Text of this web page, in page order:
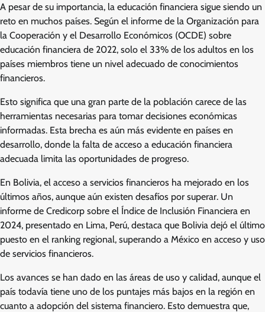
A pesar de su importancia, la educación financiera sigue siendo un
reto en muchos países. Según el informe de la Organización para
la Cooperación y el Desarrollo Económicos (OCDE) sobre
educación financiera de 2022, solo el 33% de los adultos en los
países miembros tiene un nivel adecuado de conocimientos
financieros.
Esto significa que una gran parte de la población carece de las
herramientas necesarias para tomar decisiones económicas
informadas. Esta brecha es aún más evidente en países en
desarrollo, donde la falta de acceso a educación financiera
adecuada limita las oportunidades de progreso.
En Bolivia, el acceso a servicios financieros ha mejorado en los
últimos años, aunque aún existen desafíos por superar. Un
informe de Credicorp sobre el Índice de Inclusión Financiera en
2024, presentado en Lima, Perú, destaca que Bolivia dejó el último
puesto en el ranking regional, superando a México en acceso y uso
de servicios financieros.
Los avances se han dado en las áreas de uso y calidad, aunque el
país todavía tiene uno de los puntajes más bajos en la región en
cuanto a adopción del sistema financiero. Esto demuestra que,